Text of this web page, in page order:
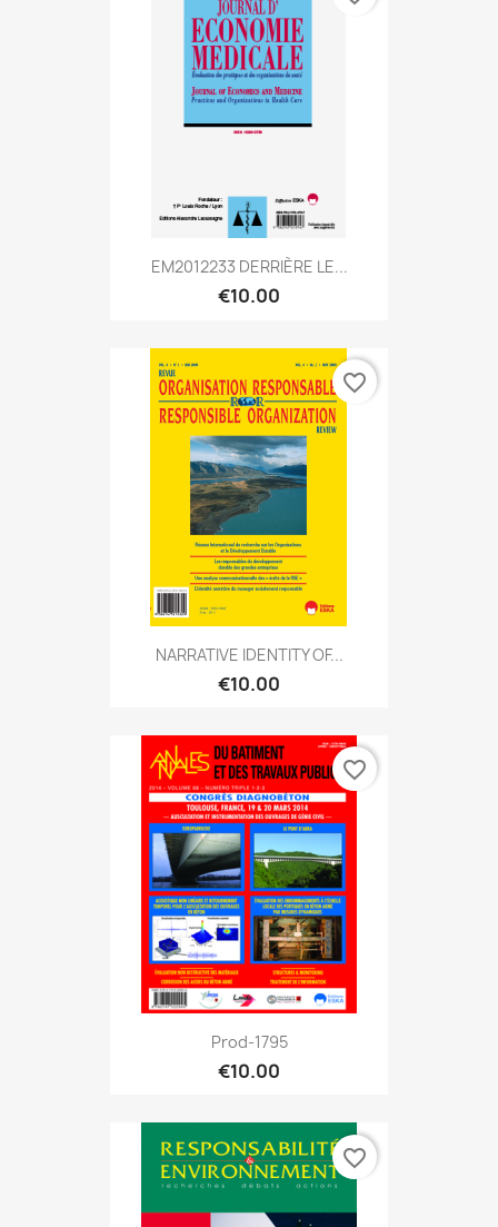
EM2012233 DERRIÈRE LE...
€10.00
NARRATIVE IDENTITY OF...
€10.00
favorite_border
Prod-1795
€10.00
favorite_border
favorite_border